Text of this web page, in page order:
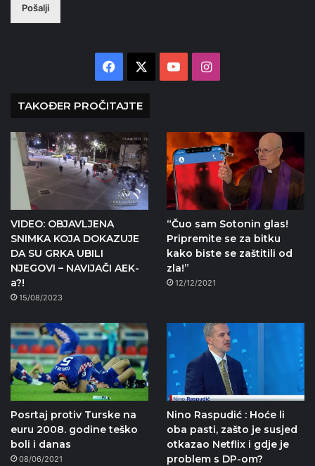
Pošalji
Facebook YouTubeInstagram
TAKOĐER PROČITAJTE
VIDEO: OBJAVLJENA
SNIMKA KOJA DOKAZUJE
DA SU GRKA UBILI
NJEGOVI – NAVIJAČI AEK-
a?!
15/08/2023
“Čuo sam Sotonin glas!
Pripremite se za bitku
kako biste se zaštitili od
zla!”
12/12/2021
Posrtaj protiv Turske na
euru 2008. godine teško
boli i danas
08/06/2021
Nino Raspudić : Hoće li
oba pasti, zašto je susjed
otkazao Netflix i gdje je
problem s DP-om?